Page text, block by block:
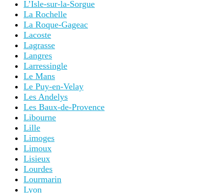
L’Isle-sur-la-Sorgue
La Rochelle
La Roque-Gageac
Lacoste
Lagrasse
Langres
Larressingle
Le Mans
Le Puy-en-Velay
Les Andelys
Les Baux-de-Provence
Libourne
Lille
Limoges
Limoux
Lisieux
Lourdes
Lourmarin
Lyon